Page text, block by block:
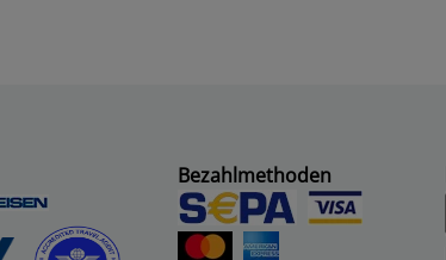
Bezahlmethoden